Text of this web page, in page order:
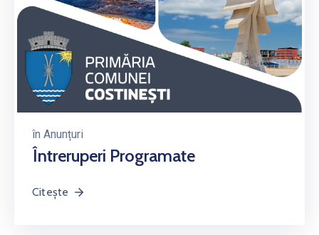
în Anunțuri
Întreruperi Programate
Citește